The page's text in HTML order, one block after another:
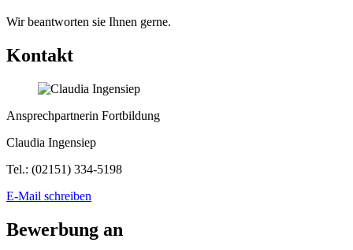
Wir beantworten sie Ihnen gerne.
Kontakt
Ansprechpartnerin Fortbildung
Claudia Ingensiep
Tel.: (02151) 334-5198
E-Mail schreiben
Bewerbung an